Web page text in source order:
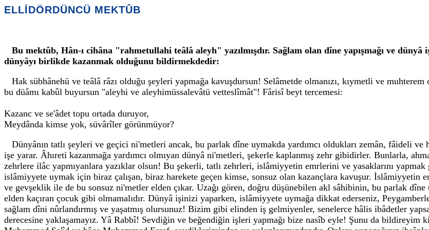
ELLİDÖRDÜNCÜ MEKTÛB
Bu mektûb, Hân-ı cihâna "rahmetullahi teâlâ aleyh" yazılmışdır. Sağlam olan dîne yapışmağı ve
dünyâyı birlikde kazanmak olduğunu bildirmekdedir:
Hak sübhânehü ve teâlâ râzı olduğu şeyleri yapmağa kavuşdursun! Selâmetde olmanızı, kıymetli ve
bu düâmı kabûl buyursun "aleyhi ve aleyhimüssalevâtü vetteslîmât"! Fârisî beyt tercemesi:
Kazanc ve se'âdet topu ortada duruyor,
Meydânda kimse yok, süvârîler görünmüyor?
Dünyânın tatlı şeyleri ve geçici ni'metleri ancak, bu parlak dîne uymakda yardımcı oldukları zemân, fâideli
işe yarar. Âhıreti kazanmağa yardımcı olmıyan dünyâ ni'metleri, şekerle kaplanmış zehr gibidirler. Bunlarla,
zehrlere ilâc yapmıyanlara yazıklar olsun! Bu şekerli, tatlı zehrleri, islâmiyyetin emrlerini ve yasaklarını yapmak
islâmiyyete uymak için biraz çalışan, biraz harekete geçen kimse, sonsuz olan kazançlara kavuşur. İslâmiyyetin
ve gevşeklik ile de bu sonsuz ni'metler elden çıkar. Uzağı gören, doğru düşünebilen akl sâhibinin, bu parlak
elden kaçıran çocuk gibi olmamalıdır. Dünyâ işinizi yaparken, islâmiyyete uymağa dikkat ederseniz,
sağlam dîni nûrlandırmış ve yaşatmış olursunuz! Bizim gibi elinden iş gelmiyenler, senelerce hâlis ibâdetler
derecesine yaklaşamayız. Yâ Rabbî! Sevdiğin ve beğendiğin işleri yapmağı bize nasîb eyle! Şunu da bildireyim